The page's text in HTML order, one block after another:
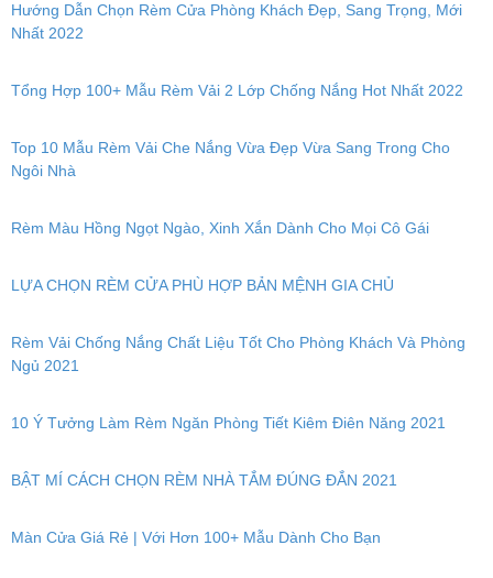
Hướng Dẫn Chọn Rèm Cửa Phòng Khách Đẹp, Sang Trọng, Mới
Nhất 2022
Tổng Hợp 100+ Mẫu Rèm Vải 2 Lớp Chống Nắng Hot Nhất 2022
Top 10 Mẫu Rèm Vải Che Nắng Vừa Đẹp Vừa Sang Trong Cho
Ngôi Nhà
Rèm Màu Hồng Ngọt Ngào, Xinh Xắn Dành Cho Mọi Cô Gái
LỰA CHỌN RÈM CỬA PHÙ HỢP BẢN MỆNH GIA CHỦ
Rèm Vải Chống Nắng Chất Liệu Tốt Cho Phòng Khách Và Phòng
Ngủ 2021
10 Ý Tưởng Làm Rèm Ngăn Phòng Tiết Kiêm Điên Năng 2021
BẬT MÍ CÁCH CHỌN RÈM NHÀ TẮM ĐÚNG ĐẮN 2021
Màn Cửa Giá Rẻ | Với Hơn 100+ Mẫu Dành Cho Bạn